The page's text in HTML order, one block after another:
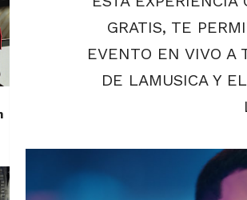
GRATIS, TE
EVENTO EN VIVO A
DE LAMUSICA Y